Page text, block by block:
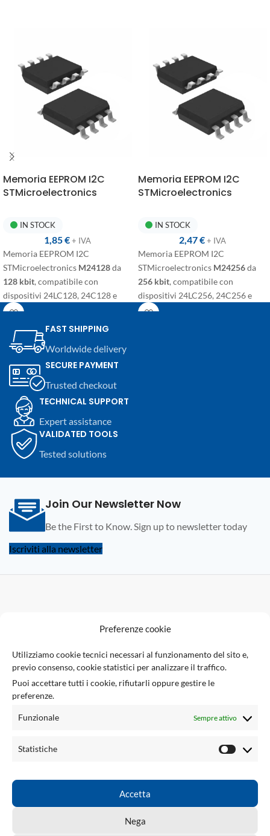
Preferenze cookie
Utilizziamo cookie tecnici necessari al funzionamento del sito e,
previo consenso, cookie statistici per analizzare il traffico.
Puoi accettare tutti i cookie, rifiutarli oppure gestire le
preferenze.
Funzionale Sempre attivo
Statistiche
Accetta
Nega
Memoria EEPROM I2C
STMicroelectronics
IN STOCK
1,85€+ IVA
Memoria EEPROM I2C
STMicroelectronics M24128da
128 kbit, compatibile con
dispositivi 24LC128, 24C128 e
varianti equivalenti. Componente
riparazioni elettroniche,
programmazione e sostituzione su
moduli automotive e dispositivi
elettronici compatibili.
Memoria EEPROM I2C
STMicroelectronics
IN STOCK
2,47€+ IVA
Memoria EEPROM I2C
STMicroelectronics M24256da
256 kbit, compatibile con
dispositivi 24LC256, 24C256 e
varianti equivalenti. Componente
FAST SHIPPING
Worldwide delivery
SECURE PAYMENT
Trusted checkout
TECHNICAL SUPPORT
Expert assistance
VALIDATED TOOLS
Tested solutions
Join Our Newsletter Now
Be the First to Know. Sign up to newsletter today
Iscriviti alla newsletter
73010 Sogliano Cavour (LE), Italia
info@tsecengineering.com
LINK UTILI
ECU Tools & Automotive Solutions.